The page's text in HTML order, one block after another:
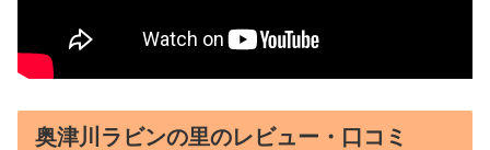
奥津川ラビンの里のレビュー・口コミ